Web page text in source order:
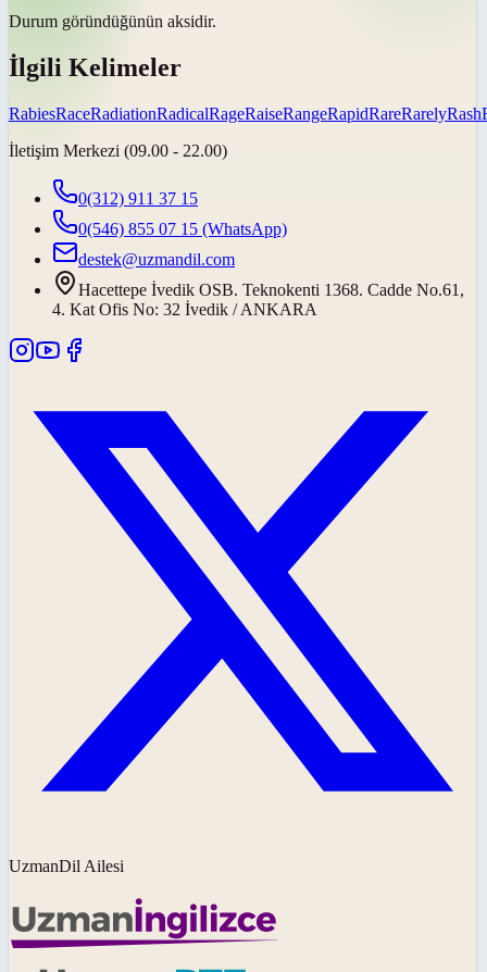
Durum göründüğünün aksidir.
İlgili Kelimeler
RabiesRaceRadiationRadicalRageRaiseRangeRapidRareRarelyRash
İletişim Merkezi (09.00 - 22.00)
0(312) 911 37 15
0(546) 855 07 15 (WhatsApp)
destek@uzmandil.com
Hacettepe İvedik OSB. Teknokenti 1368. Cadde No.61,
4. Kat Ofis No: 32 İvedik / ANKARA
UzmanDil Ailesi